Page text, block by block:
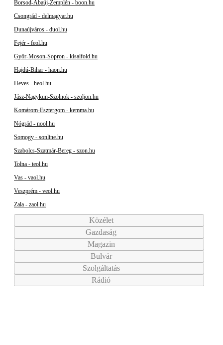
Borsod-Abaúj-Zemplén - boon.hu
Csongrád - delmagyar.hu
Dunaújváros - duol.hu
Fejér - feol.hu
Győr-Moson-Sopron - kisalfold.hu
Hajdú-Bihar - haon.hu
Heves - heol.hu
Jász-Nagykun-Szolnok - szoljon.hu
Komárom-Esztergom - kemma.hu
Nógrád - nool.hu
Somogy - sonline.hu
Szabolcs-Szatmár-Bereg - szon.hu
Tolna - teol.hu
Vas - vaol.hu
Veszprém - veol.hu
Zala - zaol.hu
Közélet
Gazdaság
Magazin
Bulvár
Szolgáltatás
Rádió